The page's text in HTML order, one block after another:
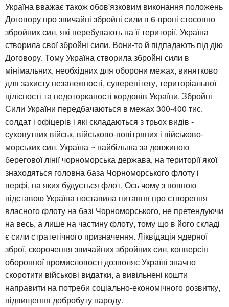
Україна вважає також обов'язковим виконання положень
Договору про звичайні збройні сили в 6-вропі стосовно
збройних сил, які перебувають на її території. Україна
створила свої збройні сили. Вони-то й підпадають під дію
Договору. Тому Україна створила збройні сили в
мінімальних, необхідних для оборони межах, винятково
для захисту незалежності, суверенітету, територіальної
цілісності та недоторканості кордонів України. Збройні
Сили України передбачаються в межах 300-400 тис.
солдат і офіцерів і які складаються з трьох видів -
сухопутних військ, військово-повітряних і військово-
морських сил. Україна ~ найбільша за довжиною
берегової лінії чорноморська держава, на території якої
знаходяться головна база Чорноморського флоту і
верфі, на яких будується флот. Ось чому з повною
підставою Україна поставила питання про створення
власного флоту на базі Чорноморського, не претендуючи
на весь, а лише на частину флоту, тому що в його складі
є сили стратегічного призначення. Ліквідація ядерної
зброї, скорочення звичайних збройних сил, конверсія
оборонної промисловості дозволяє Україні значно
скоротити військові видатки, а вивільнені кошти
направити на потреби соціально-економічного розвитку,
підвищення добробуту народу.